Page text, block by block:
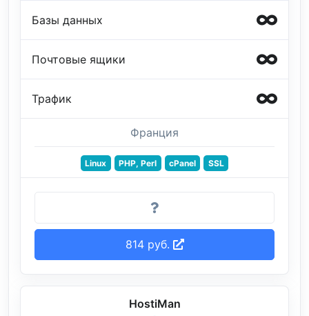
Базы данных
Почтовые ящики
Трафик
Франция
Linux PHP, Perl cPanel SSL
814 руб.
HostiMan